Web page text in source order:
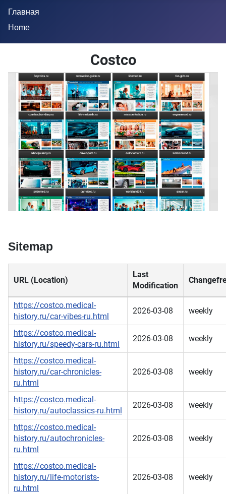
Главная
Home
Costco
Sitemap
URL (Location)
Last
Modification
https://costco.medical-
history.ru/car-vibes-ru.html
2026-03-08 weekly
https://costco.medical-
history.ru/speedy-cars-ru.html
2026-03-08 weekly
https://costco.medical-
history.ru/car-chronicles-
ru.html
2026-03-08 weekly
https://costco.medical-
history.ru/autoclassics-ru.html
2026-03-08 weekly
https://costco.medical-
history.ru/autochronicles-
ru.html
2026-03-08 weekly
https://costco.medical-
history.ru/life-motorists-
ru.html
2026-03-08 weekly